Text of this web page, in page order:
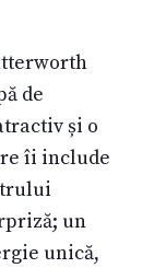
de
și o
îi include
un
unică,